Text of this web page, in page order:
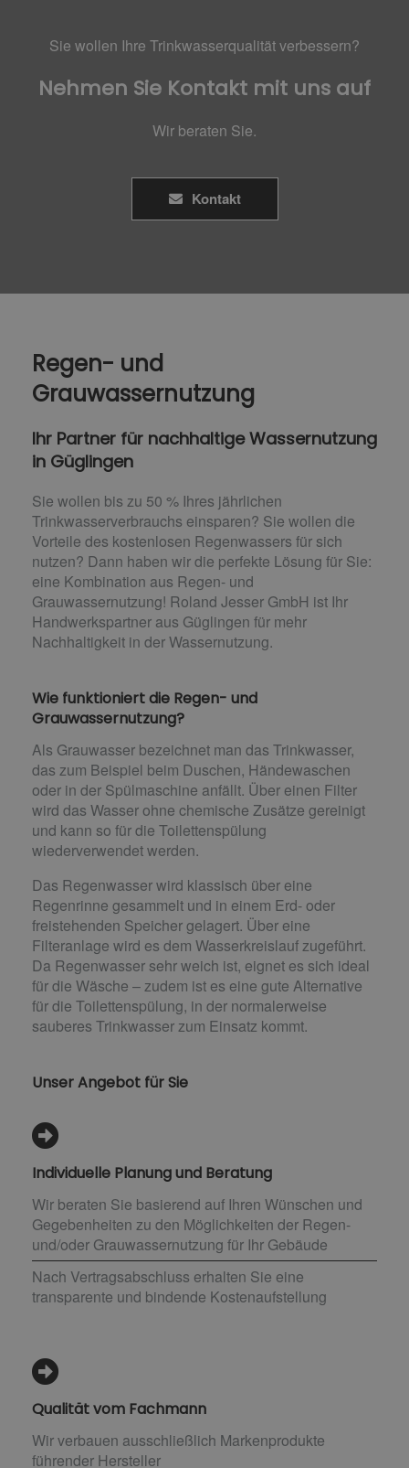
Sie wollen Ihre Trinkwasserqualität verbessern?
Nehmen Sie Kontakt mit uns auf
Wir beraten Sie.
Kontakt
Regen- und
Grauwassernutzung
Ihr Partner für nachhaltige Wassernutzung
in Güglingen
Sie wollen bis zu 50 % Ihres jährlichen
Trinkwasserverbrauchs einsparen? Sie wollen die
Vorteile des kostenlosen Regenwassers für sich
nutzen? Dann haben wir die perfekte Lösung für Sie:
eine Kombination aus Regen- und
Grauwassernutzung! Roland Jesser GmbH ist Ihr
Handwerkspartner aus Güglingen für mehr
Nachhaltigkeit in der Wassernutzung.
Wie funktioniert die Regen- und
Grauwassernutzung?
Als Grauwasser bezeichnet man das Trinkwasser,
das zum Beispiel beim Duschen, Händewaschen
oder in der Spülmaschine anfällt. Über einen Filter
wird das Wasser ohne chemische Zusätze gereinigt
und kann so für die Toilettenspülung
wiederverwendet werden.
Das Regenwasser wird klassisch über eine
Regenrinne gesammelt und in einem Erd- oder
freistehenden Speicher gelagert. Über eine
Filteranlage wird es dem Wasserkreislauf zugeführt.
Da Regenwasser sehr weich ist, eignet es sich ideal
für die Wäsche – zudem ist es eine gute Alternative
für die Toilettenspülung, in der normalerweise
sauberes Trinkwasser zum Einsatz kommt.
Unser Angebot für Sie
Individuelle Planung und Beratung
Wir beraten Sie basierend auf Ihren Wünschen und
Gegebenheiten zu den Möglichkeiten der Regen-
und/oder Grauwassernutzung für Ihr Gebäude
Nach Vertragsabschluss erhalten Sie eine
transparente und bindende Kostenaufstellung
Qualität vom Fachmann
Wir verbauen ausschließlich Markenprodukte
führender Hersteller